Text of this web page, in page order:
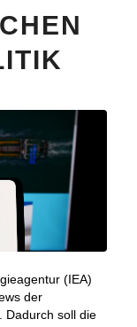
(IEA)
der
Dadurch soll die